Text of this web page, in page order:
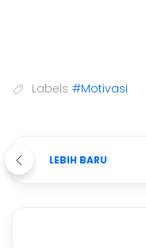
Labels #Motivasi
LEBIH BARU